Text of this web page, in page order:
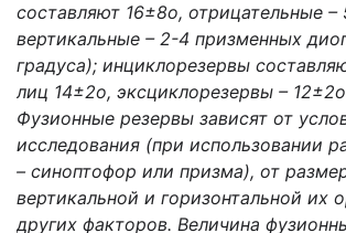
составляют 16±8о, отрицательные –
вертикальные – 2-4 призменных
градуса); инциклорезервы
лиц 14±2о, эксциклорезервы –
Фузионные резервы зависят от
исследования (при использовании
– синоптофор или призма), от
вертикальной и горизонтальной их
других факторов. Величина